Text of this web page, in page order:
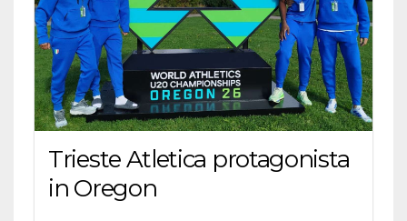
Trieste Atletica protagonista
in Oregon